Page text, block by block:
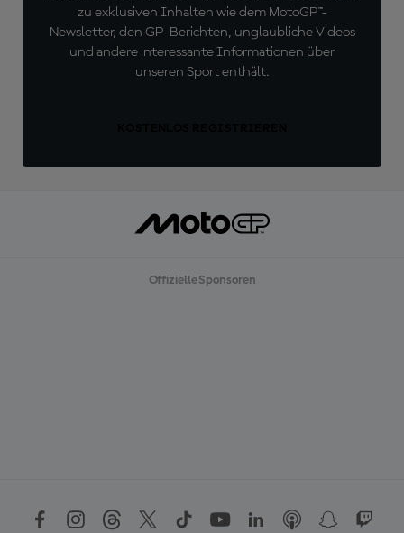
zu exklusiven Inhalten wie dem MotoGP™-
Newsletter, den GP-Berichten, unglaubliche Videos
und andere interessante Informationen über
unseren Sport enthält.
Offizielle Sponsoren